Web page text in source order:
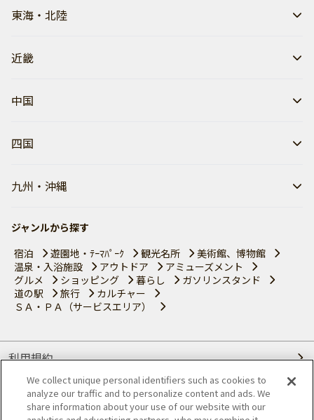
東海・北陸
近畿
中国
四国
九州・沖縄
ジャンルから探す
宿泊
遊園地・ﾃｰﾏﾊﾟｰｸ 観光名所
美術館、博物館
温泉・入浴施設
アウトドア
アミューズメント
グルメ
ショッピング 暮らし
ガソリンスタンド
道の駅
旅行
カルチャー
ＳＡ・ＰＡ（サービスエリア）
利用規約
個人情報の取り扱いについて
We collect unique personal identifiers such as cookies to
analyze our traffic and to personalize content and ads. We
share information about your use of our website with our